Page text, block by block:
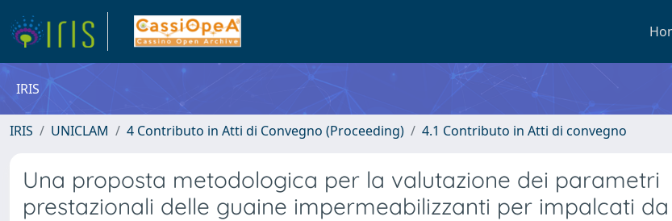
IRIS
IRIS UNICLAM 4 Contributo in Atti di Convegno (Proceeding) 4.1 Contributo in Atti di convegno
Una proposta metodologica per la valutazione dei parametri
prestazionali delle guaine impermeabilizzanti per impalcati